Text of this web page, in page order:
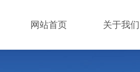
网站首页 关于我们